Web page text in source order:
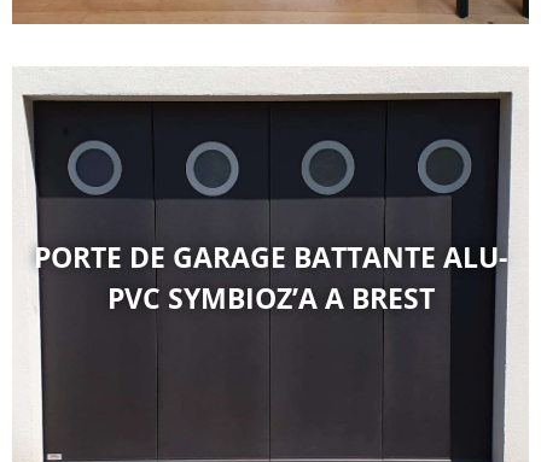
PORTE DE GARAGE BATTANTE ALU-
PVC SYMBIOZ’A A BREST